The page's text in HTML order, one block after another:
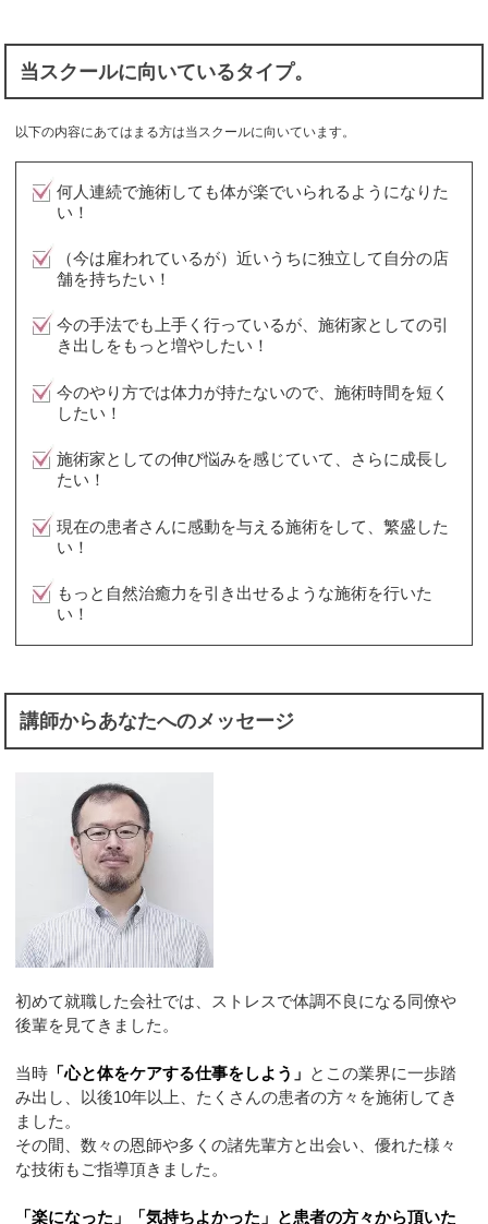
当スクールに向いているタイプ。
以下の内容にあてはまる方は当スクールに向いています。
何人連続で施術しても体が楽でいられるようになりた
い！
（今は雇われているが）近いうちに独立して自分の店
舗を持ちたい！
今の手法でも上手く行っているが、施術家としての引
き出しをもっと増やしたい！
今のやり方では体力が持たないので、施術時間を短く
したい！
施術家としての伸び悩みを感じていて、さらに成長し
たい！
現在の患者さんに感動を与える施術をして、繁盛した
い！
もっと自然治癒力を引き出せるような施術を行いた
い！
講師からあなたへのメッセージ
初めて就職した会社では、ストレスで体調不良になる同僚や
後輩を見てきました。
当時 「心と体をケアする仕事をしよう」 とこの業界に一歩踏
み出し、以後10年以上、たくさんの患者の方々を施術してき
ました。
その間、数々の恩師や多くの諸先輩方と出会い、優れた様々
な技術もご指導頂きました。
「楽になった」「気持ちよかった」と患者の方々から頂いた